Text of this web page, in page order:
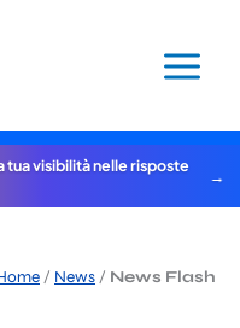
tua visibilità nelle risposte
/ News / News Flash